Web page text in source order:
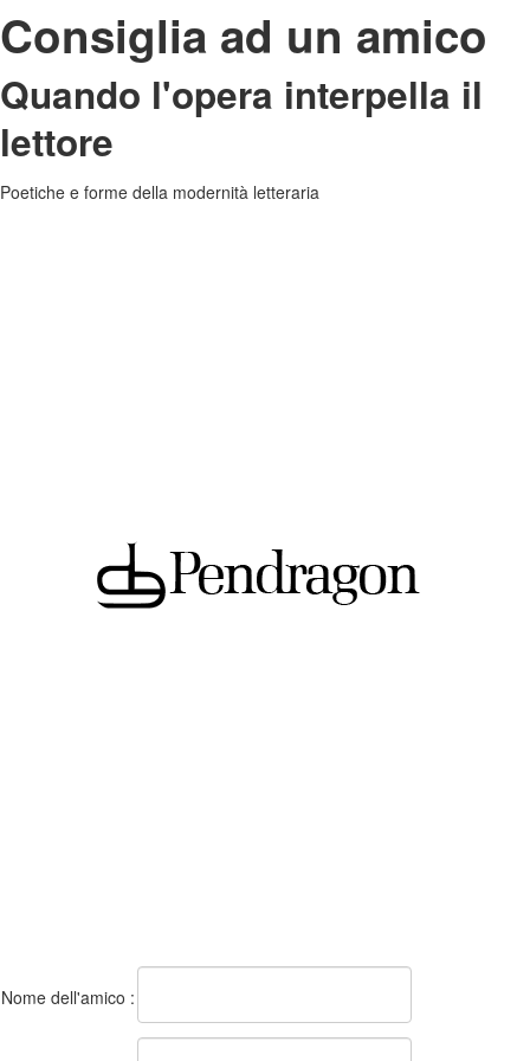
Consiglia ad un amico
Quando l'opera interpella il
lettore
Poetiche e forme della modernità letteraria
Nome dell'amico :